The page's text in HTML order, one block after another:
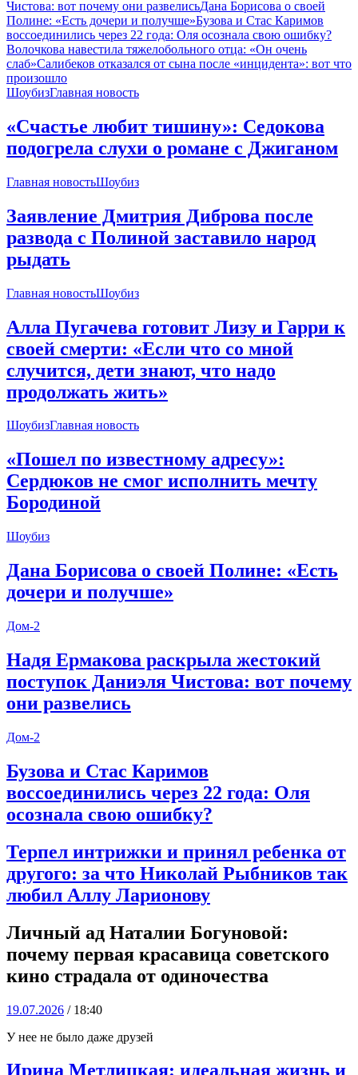
Чистова: вот почему они развелисьДана Борисова о своей
Полине: «Есть дочери и получше»Бузова и Стас Каримов
воссоединились через 22 года: Оля осознала свою ошибку?
Волочкова навестила тяжелобольного отца: «Он очень
слаб»Салибеков отказался от сына после «инцидента»: вот что
произошло
ШоубизГлавная новость
«Счастье любит тишину»: Седокова
подогрела слухи о романе с Джиганом
Главная новостьШоубиз
Заявление Дмитрия Диброва после
развода с Полиной заставило народ
рыдать
Главная новостьШоубиз
Алла Пугачева готовит Лизу и Гарри к
своей смерти: «Если что со мной
случится, дети знают, что надо
продолжать жить»
ШоубизГлавная новость
«Пошел по известному адресу»:
Сердюков не смог исполнить мечту
Бородиной
Шоубиз
Дана Борисова о своей Полине: «Есть
дочери и получше»
Дом-2
Надя Ермакова раскрыла жестокий
поступок Даниэля Чистова: вот почему
они развелись
Дом-2
Бузова и Стас Каримов
воссоединились через 22 года: Оля
осознала свою ошибку?
Терпел интрижки и принял ребенка от
другого: за что Николай Рыбников так
любил Аллу Ларионову
Личный ад Наталии Богуновой:
почему первая красавица советского
кино страдала от одиночества
19.07.2026 / 18:40
У нее не было даже друзей
Ирина Метлицкая: идеальная жизнь и